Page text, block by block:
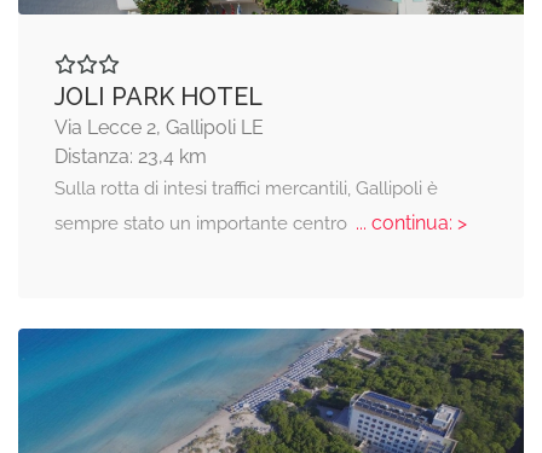
JOLI PARK HOTEL
Via Lecce 2, Gallipoli LE
Distanza: 23,4 km
Sulla rotta di intesi traffici mercantili, Gallipoli è
sempre stato un importante centro... continua: >